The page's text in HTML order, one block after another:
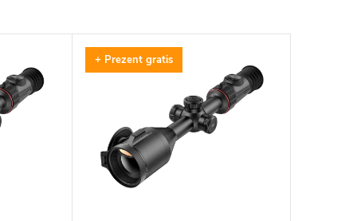
+ Prezent gratis